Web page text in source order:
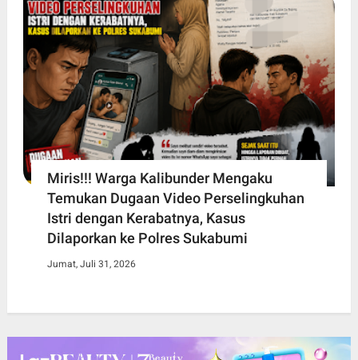
Miris!!! Warga Kalibunder Mengaku
Temukan Dugaan Video Perselingkuhan
Istri dengan Kerabatnya, Kasus
Dilaporkan ke Polres Sukabumi
Jumat, Juli 31, 2026